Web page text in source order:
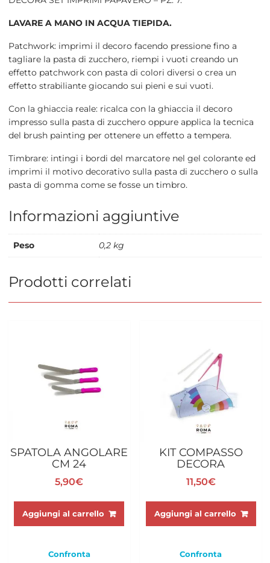
LAVARE A MANO IN ACQUA TIEPIDA.
Patchwork: imprimi il decoro facendo pressione fino a
tagliare la pasta di zucchero, riempi i vuoti creando un
effetto patchwork con pasta di colori diversi o crea un
effetto strabiliante giocando sui pieni e sui vuoti.
Con la ghiaccia reale: ricalca con la ghiaccia il decoro
impresso sulla pasta di zucchero oppure applica la tecnica
del brush painting per ottenere un effetto a tempera.
Timbrare: intingi i bordi del marcatore nel gel colorante ed
imprimi il motivo decorativo sulla pasta di zucchero o sulla
pasta di gomma come se fosse un timbro.
Informazioni aggiuntive
Peso 0,2 kg
Prodotti correlati
SPATOLA ANGOLARE
CM 24
5,90€
Aggiungi al carrello
Confronta
KIT COMPASSO
DECORA
11,50€
Aggiungi al carrello
Confronta